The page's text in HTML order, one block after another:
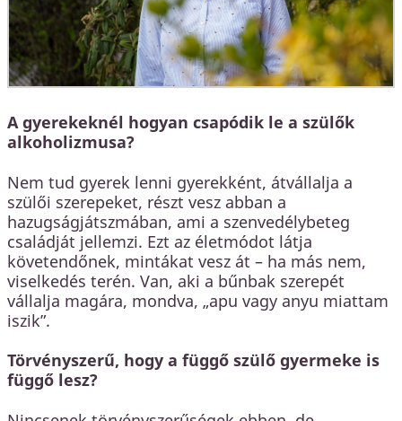
A gyerekeknél hogyan csapódik le a szülők
alkoholizmusa?
Nem tud gyerek lenni gyerekként, átvállalja a
szülői szerepeket, részt vesz abban a
hazugságjátszmában, ami a szenvedélybeteg
családját jellemzi. Ezt az életmódot látja
követendőnek, mintákat vesz át – ha más nem,
viselkedés terén. Van, aki a bűnbak szerepét
vállalja magára, mondva, „apu vagy anyu miattam
iszik”.
Törvényszerű, hogy a függő szülő gyermeke is
függő lesz?